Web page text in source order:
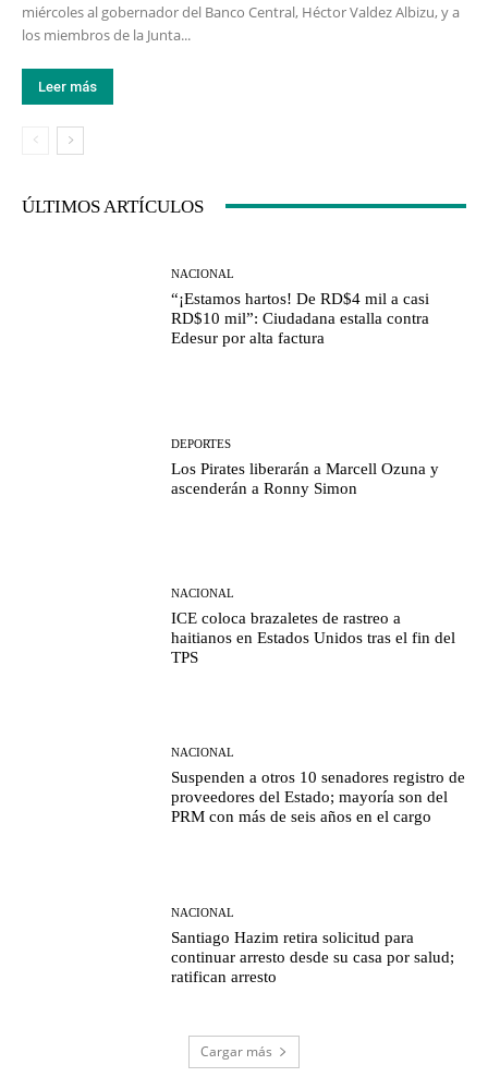
miércoles al gobernador del Banco Central, Héctor Valdez Albizu, y a
los miembros de la Junta...
Leer más
ÚLTIMOS ARTÍCULOS
NACIONAL
“¡Estamos hartos! De RD$4 mil a casi
RD$10 mil”: Ciudadana estalla contra
Edesur por alta factura
DEPORTES
Los Pirates liberarán a Marcell Ozuna y
ascenderán a Ronny Simon
NACIONAL
ICE coloca brazaletes de rastreo a
haitianos en Estados Unidos tras el fin del
TPS
NACIONAL
Suspenden a otros 10 senadores registro de
proveedores del Estado; mayoría son del
PRM con más de seis años en el cargo
NACIONAL
Santiago Hazim retira solicitud para
continuar arresto desde su casa por salud;
ratifican arresto
Cargar más